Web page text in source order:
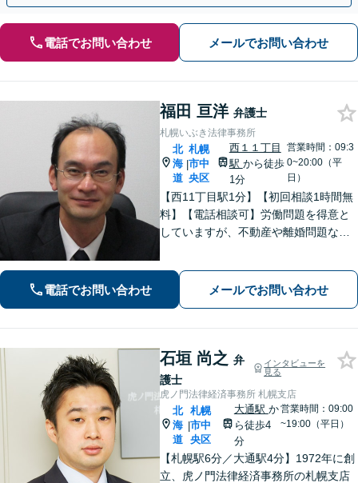
電話でお問い合わせ メールでお問い合わせ
福田 亘洋 弁護士
札幌いぶき法律事務所
北
海
道
|
札幌
市中
央区
西１１丁目
駅 から徒歩
1分
営業時間：09:3
0~20:00（平
日）
【西11丁目駅1分】【初回相談1時間無
料】【電話相談可】労働問題を得意と
していますが、不動産や離婚問題など
話しやすい雰囲気作りを心がけており
ます。お困りの際は、ぜひご相談くだ
電話でお問い合わせ メールでお問い合わせ
石垣 尚之 弁
護士
インタビューを
見る
虎ノ門法律経済事務所 札幌支店
北
海
道
|
札幌
市中
央区
大通駅 か
ら徒歩4
分
営業時間：09:00
~19:00（平日）
【札幌駅6分／大通駅4分】1972年に創
立、虎ノ門法律経済事務所の札幌支店